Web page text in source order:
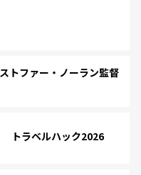
トファー・ノーラン監督
トラベルハック2026